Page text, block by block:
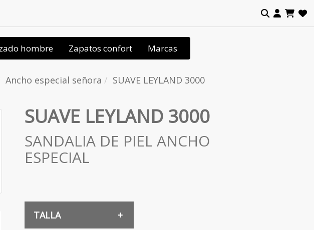
hombre Zapatos confort Marcas
Ancho especial señora SUAVE LEYLAND 3000
SUAVE LEYLAND 3000
SANDALIA DE PIEL ANCHO
ESPECIAL
TALLA